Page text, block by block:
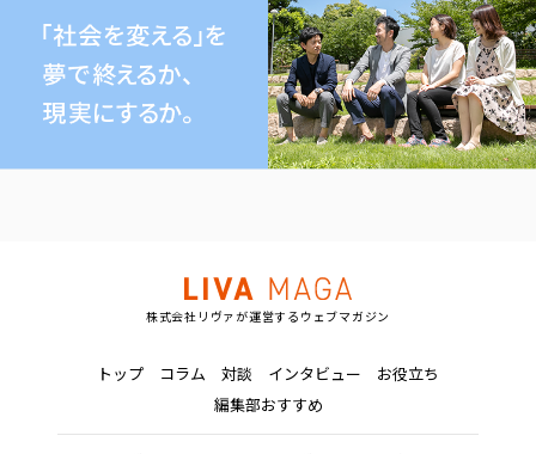
株式会社リヴァが運営するウェブマガジン
トップ コラム 対談 インタビュー
お役立ち
編集部おすすめ